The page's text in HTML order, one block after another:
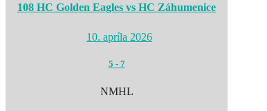
108 HC Golden Eagles vs HC Záhumenice
10. apríla 2026
5 - 7
NMHL